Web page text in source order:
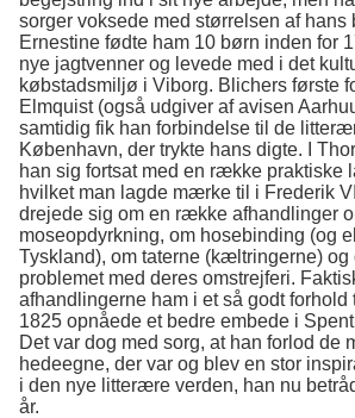
sorger voksede med størrelsen af hans
Ernestine fødte ham 10 børn inden for
nye jagtvenner og levede med i det
købstadsmiljø i Viborg. Blichers første
Elmquist (også udgiver af avisen
samtidig fik han forbindelse til de
København, der trykte hans digte. I
han sig fortsat med en række praktiske
hvilket man lagde mærke til i Frederik
drejede sig om en række afhandlinger
moseopdyrkning, om hosebinding (og
Tyskland), om taterne (kæltringerne)
problemet med deres omstrejferi.
afhandlingerne ham i et så godt forhold
1825 opnåede et bedre embede i
Det var dog med sorg, at han forlod de
hedeegne, der var og blev en stor
i den nye litterære verden, han nu
år.